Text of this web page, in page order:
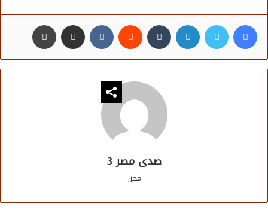
فيسبوك تويتر لينكدإن مشاركة عبر البريد
صدى مصر 3
محرر